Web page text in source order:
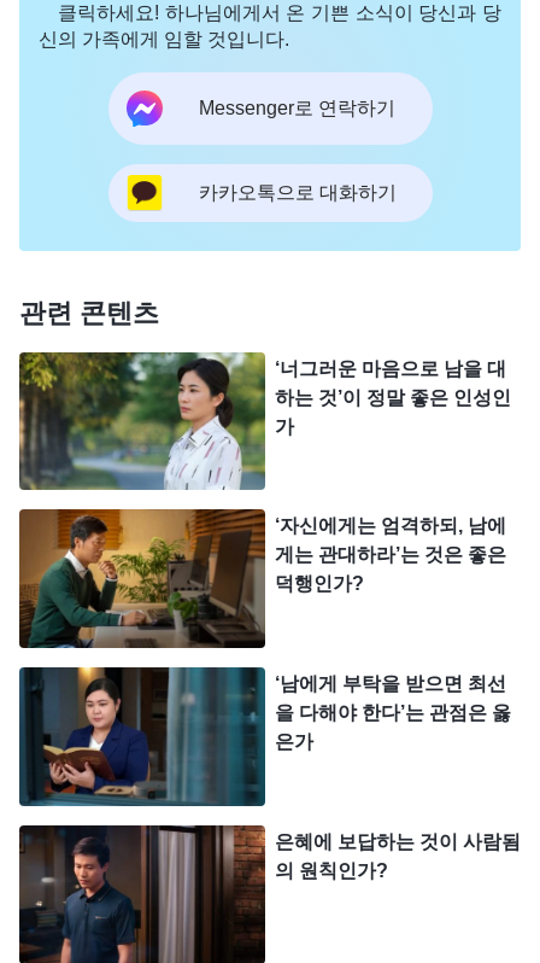
에게 강요하지 마라.”라고 스스로를 다그치는 한편,
다른 사람들에게 충고까지 한다. 그렇게 하는 것이
자신의 고상한 인격을 드러내고 아주 이성적으로 처
신하는 거라고 생각한다. 하지만 사실 그 말은 네가
의식하지 못하는 사이에 네 처신의 원칙과 입장을 팔
아넘기는 한편, 다른 사람들까지 미혹하고 오도하여
네 관점과 입장으로 사람들과 일을 대하게 한다. 너
는 것이다. 너는 무슨 일을 하든 참답게 대하지 않고,
너 자신도, 다른 사람도 곤란하게 하지 않는다. 너는
남을 곤란하게 하는 것은 곧 자신을 곤란하게 하는
것이고, 남에게 잘해 주는 것은 곧 자신에게 잘해 주
는 것이며, 남을 괴롭히는 것이 자신을 괴롭히는 것
이라고 생각한다. 네가 고수하는 것은 바로 “자기가
원치 않는 것을 남에게 강요하지 마라.”라는 사상 관
점으로, 이는 너 자신에 대한 최고의 포상이자 관용
이기도 하다. 그런데 이는 모든 일을 참답게 대하지
않는 태도이다. 즉, 어떤 일에 대해서도 정확한 입장
과 관점이 없고, 어떤 사물을 바라보든 참답게 대하
기는커녕 흐리멍덩하며, 본체만체하고 지나가는 것
이다. 하나님을 믿으면서 평생 “자기가 원치 않는 것
을 남에게 강요하지 마라.”라는 사상 관점을 고수한
다면 어떤 결과가 초래되겠느냐? 너는 진리를 실행
하지 않고, 진리 원칙을 견지하지 않으며, 조금의 진
리 실제도 갖추지 못할 것이다. 왜 그렇겠느냐? 너는
클릭하세요! 하나님에게서 온 기쁜 소식이 당신과 당
신의 가족에게 임할 것입니다.
Messenger로 연락하기
카카오톡으로 대화하기
관련 콘텐츠
‘너그러운 마음으로 남을 대
하는 것’이 정말 좋은 인성인
가
‘자신에게는 엄격하되, 남에
게는 관대하라’는 것은 좋은
덕행인가?
‘남에게 부탁을 받으면 최선
을 다해야 한다’는 관점은 옳
은가
은혜에 보답하는 것이 사람됨
의 원칙인가?